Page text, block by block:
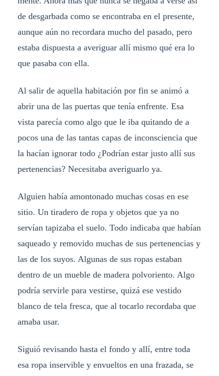
de desgarbada como se encontraba en el presente,
aunque aún no recordara mucho del pasado, pero
estaba dispuesta a averiguar allí mismo qué era lo
que pasaba con ella.
Al salir de aquella habitación por fin se animó a
abrir una de las puertas que tenía enfrente. Esa
vista parecía como algo que le iba quitando de a
pocos una de las tantas capas de inconsciencia que
la hacían ignorar todo ¿Podrían estar justo allí sus
pertenencias? Necesitaba averiguarlo ya.
Alguien había amontonado muchas cosas en ese
sitio. Un tiradero de ropa y objetos que ya no
servían tapizaba el suelo. Todo indicaba que habían
saqueado y removido muchas de sus pertenencias y
las de los suyos. Algunas de sus ropas estaban
dentro de un mueble de madera polvoriento. Algo
podría servirle para vestirse, quizá ese vestido
blanco de tela fresca, que al tocarlo recordaba que
amaba usar.
Siguió revisando hasta el fondo y allí, entre toda
esa ropa inservible y envueltos en una frazada, se